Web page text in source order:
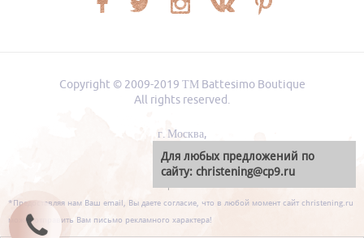
Copyright © 2009-2019 ТМ Battesimo Boutique
All rights reserved.
г. Москва,
*Предоставляя нам Ваш email, Вы даете согласие, что в любой момент сайт christening.ru
может отправить Вам письмо рекламного характера!
Для любых предложений по
сайту: christening@cp9.ru